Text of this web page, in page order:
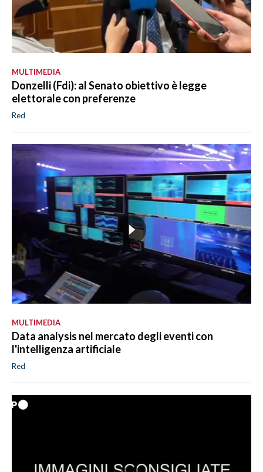
MULTIMEDIA
Donzelli (Fdi): al Senato obiettivo è legge
elettorale con preferenze
Red
MULTIMEDIA
Data analysis nel mercato degli eventi con
l'intelligenza artificiale
Red